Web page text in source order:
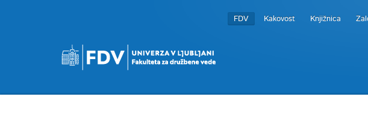
FDV Kakovost Knjižnica